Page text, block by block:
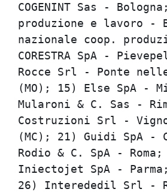
COGENINT Sas -
produzione e
nazionale coop.
CORESTRA SpA -
Rocce Srl - Ponte
(MO); 15) Else SpA
Mularoni & C.
Costruzioni Srl -
(MC); 21) Guidi
Rodio & C. SpA
Iniectojet SpA -
26) Interededil Srl